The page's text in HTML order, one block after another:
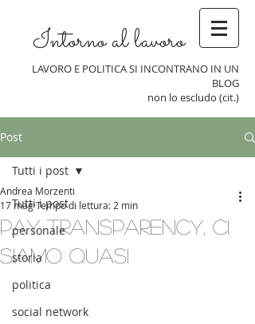
Intorno al lavoro
LAVORO E POLITICA SI INCONTRANO IN UN
BLOG
non lo escludo (cit.)
Post
Tutti i post
personale
storia
politica
social network
Tutti i post
pay transparency, ci
siamo quasi
Andrea Morzenti
17 magTempo di lettura: 2 min